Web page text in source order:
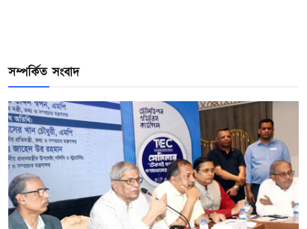
সম্পর্কিত সংবাদ